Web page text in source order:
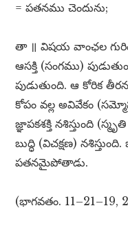
= పతనము చెందును;
తా ॥ విషయ వాంఛల
ఆసక్తి (సంగము)
పుడుతుంది. ఆ కోరిక
కోపం వల్ల అవివేకం
జ్ఞాపకశక్తి నశిస్తుంది
బుద్ధి (విచక్షణ)
పతనమైపోతాడు.
(భాగవతం. 11–21–19,